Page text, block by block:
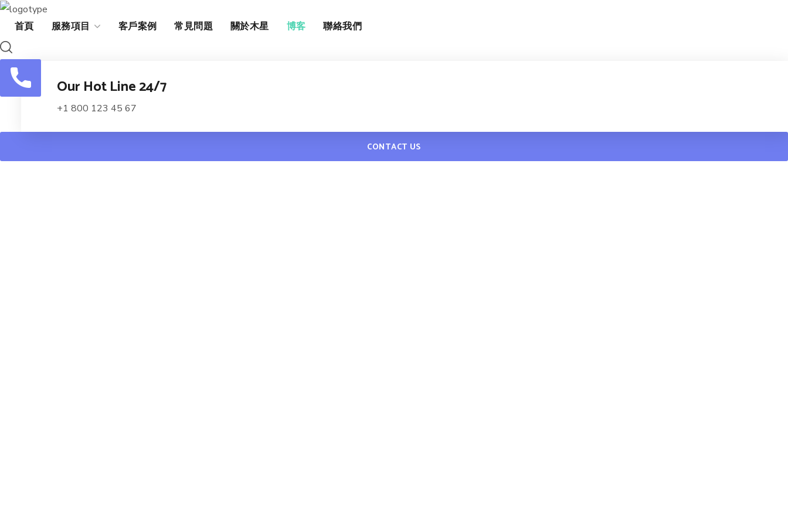
首頁 服務項目 客戶案例 常見問題 關於木星 博客 聯絡我們
Our Hot Line 24/7
+1 800 123 45 67
CONTACT US